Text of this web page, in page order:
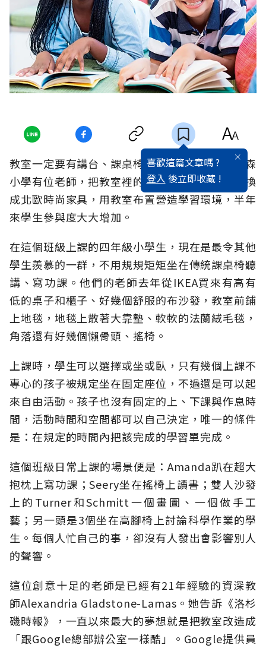
喜歡這篇文章嗎 ?
登入 後立即收藏 !
教室一定要有講台、課桌椅嗎？美國南加州安德森
小學有位老師，把教室裡的課桌椅、講台搬走，換
成北歐時尚家具，用教室布置營造學習環境，半年
來學生參與度大大增加。
在這個班級上課的四年級小學生，現在是最令其他
學生羨慕的一群，不用規規矩矩坐在傳統課桌椅聽
講、寫功課。他們的老師去年從IKEA買來有高有
低的桌子和櫃子、好幾個舒服的布沙發，教室前鋪
上地毯，地毯上散著大靠墊、軟軟的法蘭絨毛毯，
角落還有好幾個懶骨頭、搖椅。
上課時，學生可以選擇或坐或臥，只有幾個上課不
專心的孩子被規定坐在固定座位，不過還是可以起
來自由活動。孩子也沒有固定的上、下課與作息時
間，活動時間和空間都可以自己決定，唯一的條件
是：在規定的時間內把該完成的學習單完成。
這個班級日常上課的場景便是：Amanda趴在超大
抱枕上寫功課；Seery坐在搖椅上讀書；雙人沙發
上的Turner和Schmitt一個畫圖、一個做手工
藝；另一頭是3個坐在高腳椅上討論科學作業的學
生。每個人忙自己的事，卻沒有人發出會影響別人
的聲響。
這位創意十足的老師是已經有21年經驗的資深教
師Alexandria Gladstone-Lamas。她告訴《洛杉
磯時報》，一直以來最大的夢想就是把教室改造成
「跟Google總部辦公室一樣酷」。Google提供員